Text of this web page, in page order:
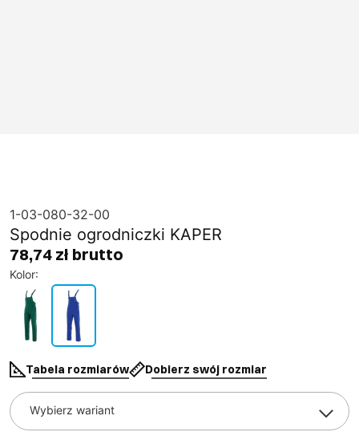
1-03-080-32-00
Spodnie ogrodniczki KAPER
78,74 zł brutto
Kolor:
Tabela rozmiarów Dobierz swój rozmiar
Wybierz wariant